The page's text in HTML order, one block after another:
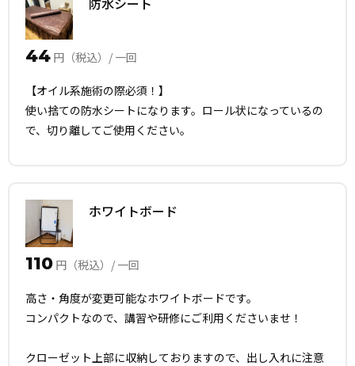
44 円（税込）/ 一回
【オイル系施術の際必須！】
使い捨ての防水シートになります。ロール状になっているの
で、切り離してご使用ください。
ホワイトボード
110 円（税込）/ 一回
高さ・角度が変更可能なホワイトボードです。
コンパクトなので、講習や研修にご利用くださいませ！
クローゼット上部に収納しておりますので、出し入れに注意